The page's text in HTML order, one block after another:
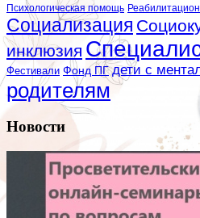
Психологическая помощь
Социализация
инклюзия
Фестивали Фонд ПГ дети с
родителям
Новости